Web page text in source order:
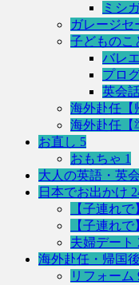
ミシ
ガレージセ
子どものこ
バレエ
プロ
英会
海外赴任【
海外赴任【
お直し 5
おもちゃ 1
大人の英語・英
日本でお出かけ
【子連れ
【子連れ
夫婦デート
海外赴任・帰国
リフォーム